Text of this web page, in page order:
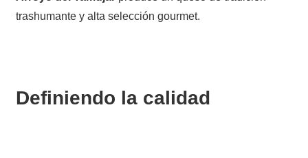
trashumante y alta selección gourmet.
Definiendo la calidad